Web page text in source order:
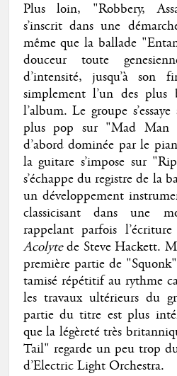
Plus loin, "Robbery,
s’inscrit dans une
même que la ballade
douceur toute
d’intensité, jusqu’à
simplement l’un des plus
l’album. Le groupe
plus pop sur "Mad Man
d’abord dominée par le
la guitare s’impose sur
s’échappe du registre de la
un développement
classicisant dans une
rappelant parfois
Acolytede Steve Hackett.
première partie de
tamisé répétitif au rythme
les travaux ultérieurs du
partie du titre est plus
que la légèreté très
Tail" regarde un peu trop
d’Electric Light Orchestra.